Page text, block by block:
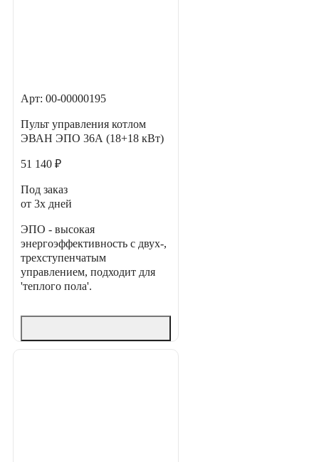
Арт: 00-00000195
Пульт управления котлом
ЭВАН ЭПО 36А (18+18 кВт)
51 140 ₽
Под заказ
от 3х дней
ЭПО - высокая
энергоэффективность с двух-,
трехступенчатым
управлением, подходит для
'теплого пола'.